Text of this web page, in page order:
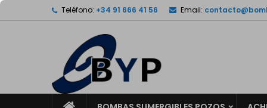
Teléfono: +34 91 666 41 56 Email: